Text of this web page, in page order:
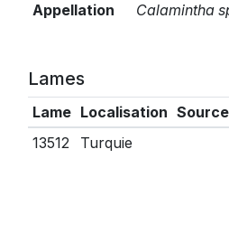
Appellation
Calamintha
Lames
Lame Localisation Source
13512
Turquie